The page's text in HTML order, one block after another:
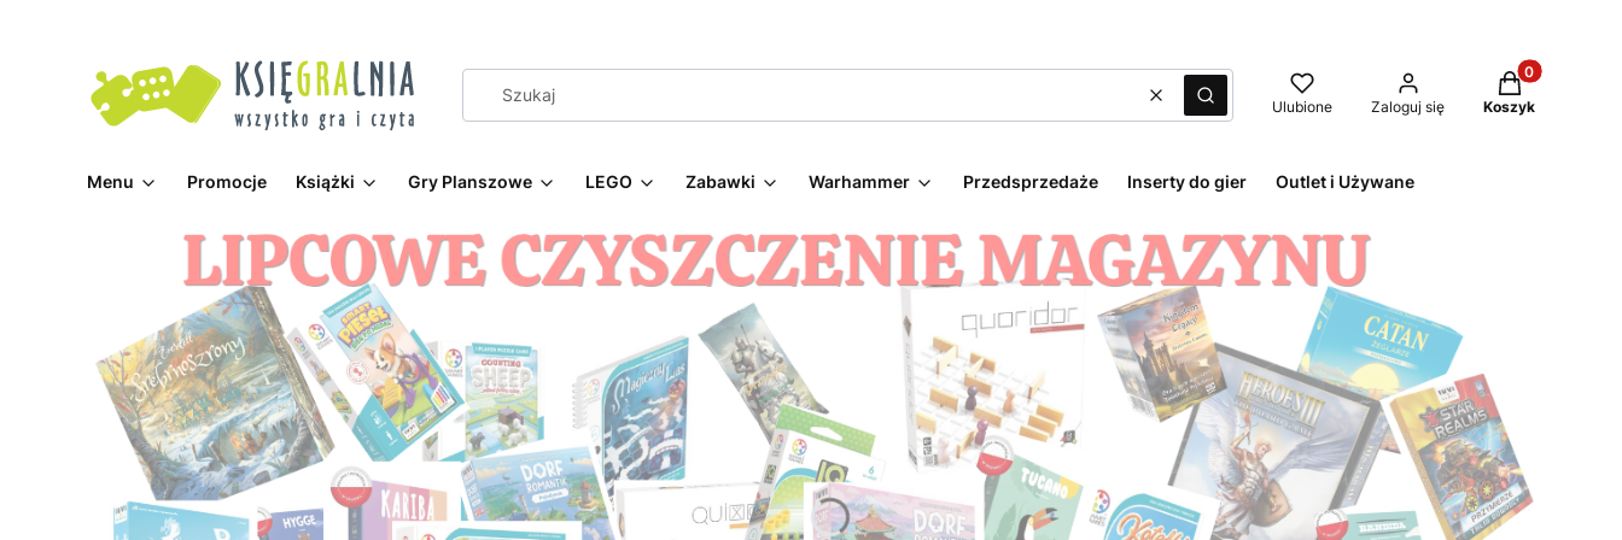
WyczyśćSzukaj Ulubione Zaloguj się
Produkty w
Koszyk
Menu Promocje Książki Gry Planszowe LEGO Zabawki Warhammer Przedsprzedaże Inserty do gier Outlet i Używane